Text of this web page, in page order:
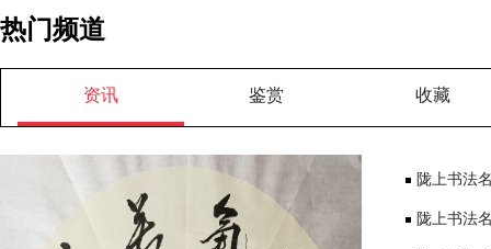
热门频道
资讯 鉴赏 收藏
陇上书法
陇上书法